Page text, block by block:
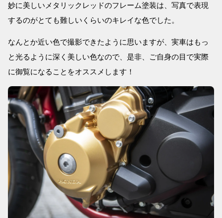
妙に美しいメタリックレッドのフレーム塗装は、写真で表現
するのがとても難しいくらいのキレイな色でした。
なんとか近い色で撮影できたように思いますが、実車はもっ
と光るように深く美しい色なので、是非、ご自身の目で実際
に御覧になることをオススメします！